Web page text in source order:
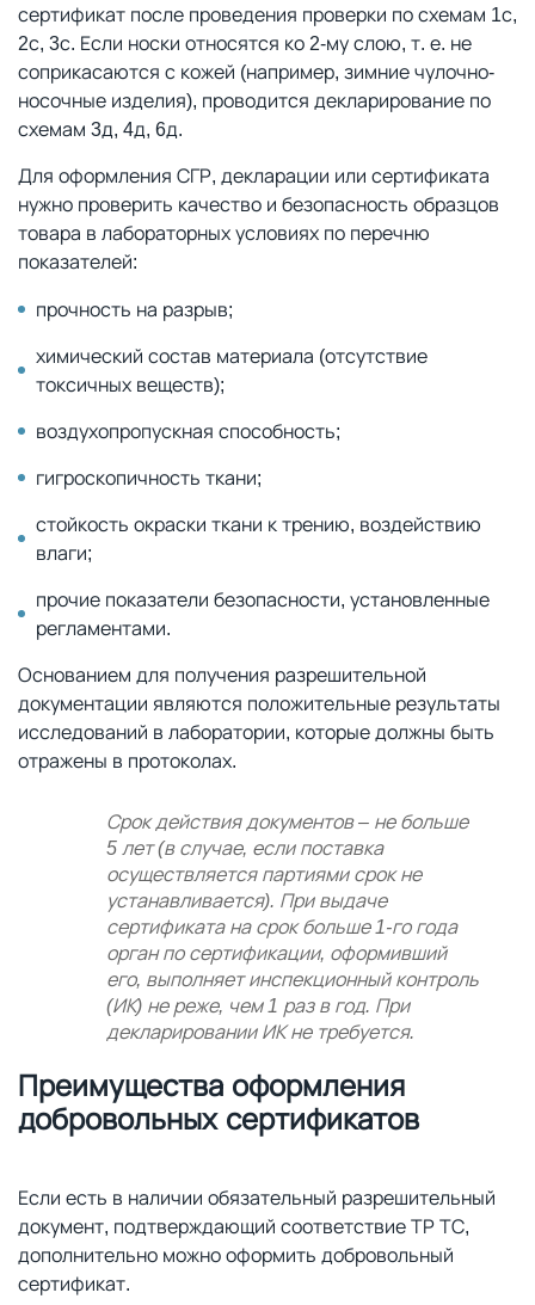
сертификат после проведения проверки по схемам 1с,
2с, 3с. Если носки относятся ко 2-му слою, т. е. не
соприкасаются с кожей (например, зимние чулочно-
носочные изделия), проводится декларирование по
схемам 3д, 4д, 6д.
Для оформления СГР, декларации или сертификата
нужно проверить качество и безопасность образцов
товара в лабораторных условиях по перечню
показателей:
прочность на разрыв;
химический состав материала (отсутствие
токсичных веществ);
воздухопропускная способность;
гигроскопичность ткани;
стойкость окраски ткани к трению, воздействию
влаги;
прочие показатели безопасности, установленные
регламентами.
Основанием для получения разрешительной
документации являются положительные результаты
исследований в лаборатории, которые должны быть
отражены в протоколах.
Срок действия документов – не больше
5 лет (в случае, если поставка
осуществляется партиями срок не
устанавливается). При выдаче
сертификата на срок больше 1-го года
орган по сертификации, оформивший
его, выполняет инспекционный контроль
(ИК) не реже, чем 1 раз в год. При
декларировании ИК не требуется.
Преимущества оформления
добровольных сертификатов
Если есть в наличии обязательный разрешительный
документ, подтверждающий соответствие ТР ТС,
дополнительно можно оформить добровольный
сертификат.